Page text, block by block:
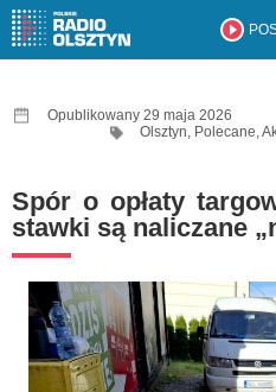
Opublikowany 29 maja 2026
Olsztyn, Polecane,
Spór o opłaty
stawki są naliczane